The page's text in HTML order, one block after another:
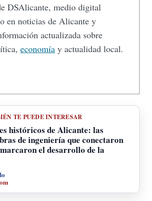
DSAlicante, medio digital
en noticias de Alicante y
actualizada sobre
economía y actualidad local.
TE PUEDE INTERESAR
históricos de Alicante: las
de ingeniería que conectaron
el desarrollo de la